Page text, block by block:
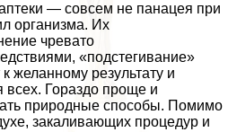
— совсем не панацея при
организма. Их
чревато
«подстегивание»
желанному результату и
всех. Гораздо проще и
природные способы. Помимо
закаливающих процедур и